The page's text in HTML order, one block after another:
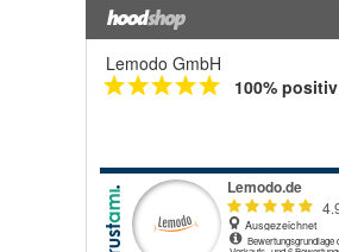
Lemodo GmbH
100% positiv